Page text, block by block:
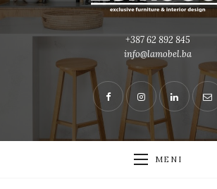
+387 62 892 845
info@lamobel.ba
MENI